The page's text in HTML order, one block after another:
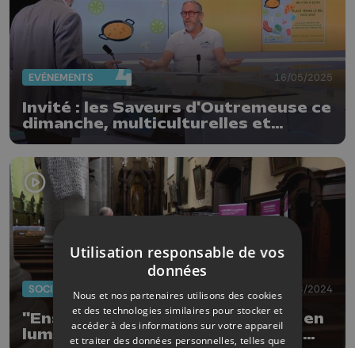
EVÈNEMENTS 16/05/2025
Invité : les Saveurs d'Outremeuse ce
dimanche, multiculturelles et
démocratiques
SOCIAL 17/08/2024
"Ensemble, on va plus loin" : mise en
lumière sur la situation des sans-
Utilisation responsable de vos
données
Nous et nos partenaires utilisons des cookies
et des technologies similaires pour stocker et
accéder à des informations sur votre appareil
et traiter des données personnelles, telles que